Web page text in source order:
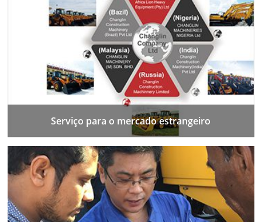
Serviço para o mercado estrangeiro